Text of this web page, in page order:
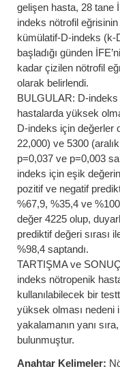
gelişen hasta, 28 tane
indeks nötrofil
kümülatif-D-indeks (k-
başladığı günden
kadar çizilen nötrofil
olarak belirlendi.
BULGULAR: D-
hastalarda yüksek
D-indeks için değerler
22,000) ve 5300
p=0,037 ve p=0,003
indeks için eşik
pozitif ve negatif
%67,9, %35,4 ve
değer 4225 olup,
prediktif değeri sırası
%98,4 saptandı.
TARTIŞMA ve
indeks nötropenik
kullanılabilecek bir
yüksek olması nedeni
yakalamanın yanı
bulunmuştur.
Anahtar Kelimeler: